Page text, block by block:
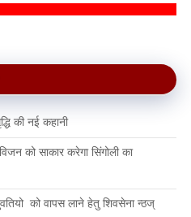
की नई कहानी
को साकार करेगा सिंगोली का
को वापस लाने हेतु शिवसेना न्ठज्